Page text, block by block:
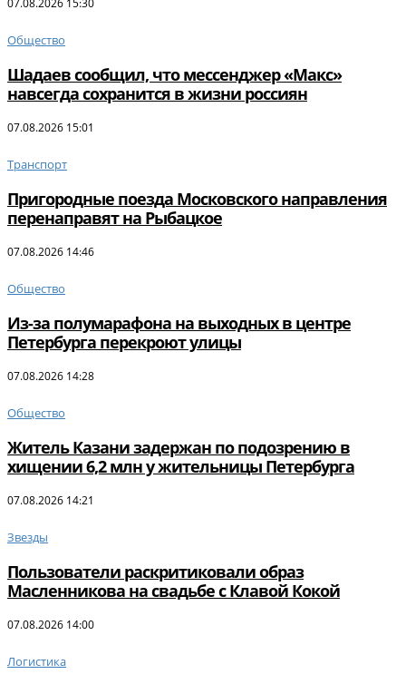
07.08.2026 15:30
Общество
Шадаев сообщил, что мессенджер «Макс»
навсегда сохранится в жизни россиян
07.08.2026 15:01
Транспорт
Пригородные поезда Московского направления
перенаправят на Рыбацкое
07.08.2026 14:46
Общество
Из-за полумарафона на выходных в центре
Петербурга перекроют улицы
07.08.2026 14:28
Общество
Житель Казани задержан по подозрению в
хищении 6,2 млн у жительницы Петербурга
07.08.2026 14:21
Звезды
Пользователи раскритиковали образ
Масленникова на свадьбе с Клавой Кокой
07.08.2026 14:00
Логистика